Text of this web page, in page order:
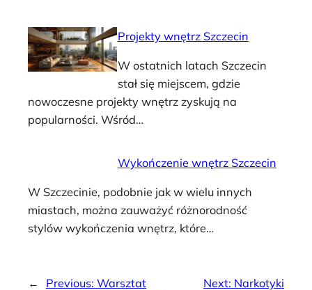
Projekty wnętrz Szczecin
W ostatnich latach Szczecin
stał się miejscem, gdzie
nowoczesne projekty wnętrz zyskują na
popularności. Wśród…
Wykończenie wnętrz Szczecin
W Szczecinie, podobnie jak w wielu innych
miastach, można zauważyć różnorodność
stylów wykończenia wnętrz, które…
← Previous: Warsztat
Next: Narkotyki